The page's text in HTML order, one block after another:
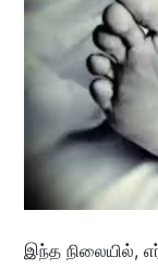
இந்த நிலையில்,